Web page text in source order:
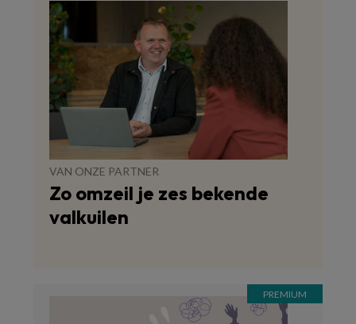
VAN ONZE PARTNER
Zo omzeil je zes bekende
valkuilen